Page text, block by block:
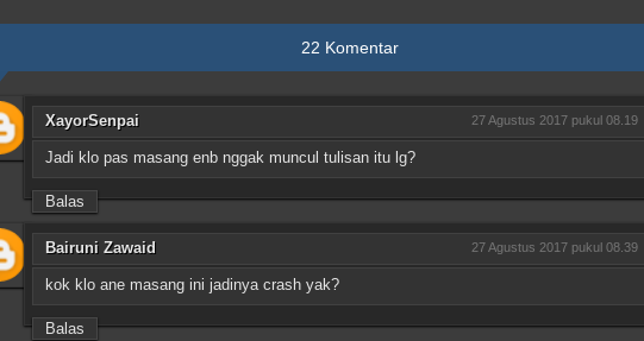
22 Komentar
XayorSenpai 27 Agustus 2017 pukul 08.19
Jadi klo pas masang enb nggak muncul tulisan itu lg?
Balas
Bairuni Zawaid 27 Agustus 2017 pukul 08.39
kok klo ane masang ini jadinya crash yak?
Balas